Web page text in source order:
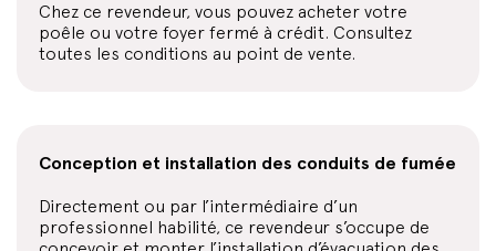
Chez ce revendeur, vous pouvez acheter votre
poêle ou votre foyer fermé à crédit. Consultez
toutes les conditions au point de vente.
Conception et installation des conduits de fumée
Directement ou par l’intermédiaire d’un
professionnel habilité, ce revendeur s’occupe de